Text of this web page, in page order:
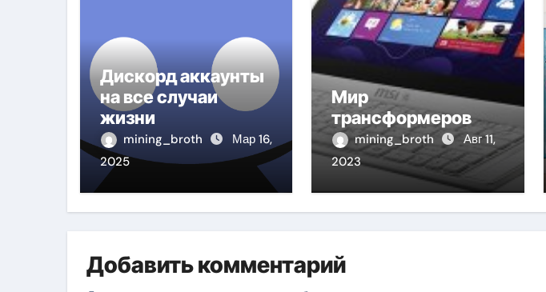
Дискорд аккаунты
на все случаи
жизни
mining_broth
Мар 16,
2025
Мир
трансформеров
mining_broth
Авг 11,
2023
Добавить комментарий